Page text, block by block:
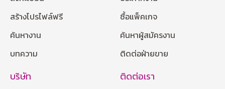
สร้างโปรไฟล์ฟรี
ค้นหางาน
บทความ
ซื้อแพ็คเกจ
ค้นหาผู้สมัครงาน
ติดต่อฝ่ายขาย
บริษัท ติดต่อเรา